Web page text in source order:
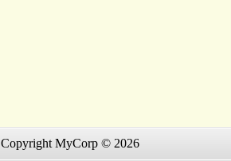
Copyright MyCorp © 2026